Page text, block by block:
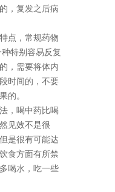
，复发之后病
点，常规药物
特别容易反复
，需要将体内
时间的，不要
的。
，喝中药比喝
见效不是很
是很有可能达
食方面有所禁
喝水，吃一些